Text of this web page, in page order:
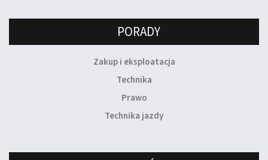
PORADY
Zakup i eksploatacja
Technika
Prawo
Technika jazdy